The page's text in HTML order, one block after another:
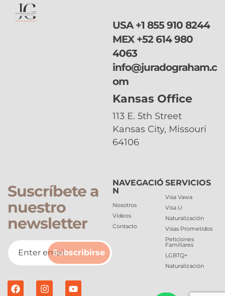
USA+1 855 910 8244
MEX +52 614 980
4063
info@juradograham.c
om
Kansas Office
113 E. 5th Street
Kansas City, Missouri
64106
Suscríbete a
nuestro
newsletter
Subscribirse
NAVEGACIÓ
N
Nosotros
Videos
Contacto
SERVICIOS
Visa Vawa
Visa U
Naturalización
Visas Prometidos
Peticiones
Familiares
LGBTQ+
Naturalización